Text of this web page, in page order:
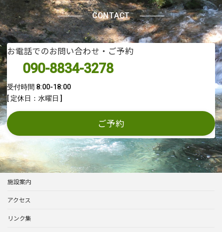
CONTACT
お電話でのお問い合わせ・ご予約
090-8834-3278
受付時間 8:00-18:00
[ 定休日：水曜日 ]
ご予約
施設案内
アクセス
リンク集